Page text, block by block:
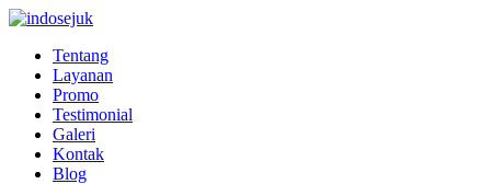
Skip
contentTentang
Layanan
Promo
Testimonial
Galeri
Kontak
Blog